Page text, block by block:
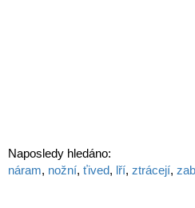
Naposledy hledáno:
náram, nožní, ťived, lří, ztrácejí,